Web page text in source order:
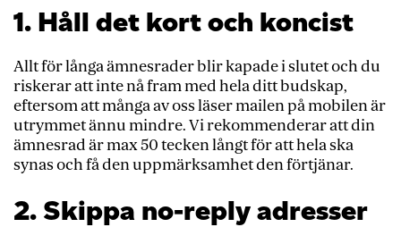
1. Håll det kort och koncist
Allt för långa ämnesrader blir kapade i slutet och du
riskerar att inte nå fram med hela ditt budskap,
eftersom att många av oss läser mailen på mobilen är
utrymmet ännu mindre. Vi rekommenderar att din
ämnesrad är max 50 tecken långt för att hela ska
synas och få den uppmärksamhet den förtjänar.
2. Skippa no-reply adresser